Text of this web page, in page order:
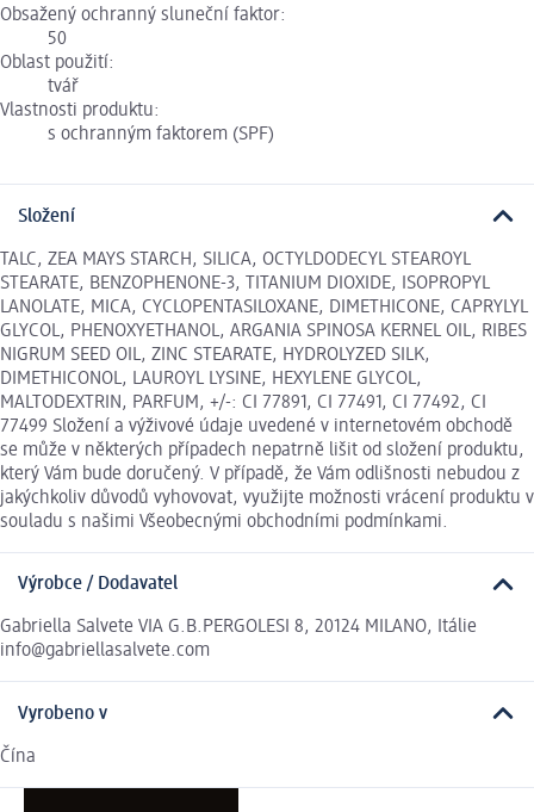
Obsažený ochranný sluneční faktor:
50
Oblast použití:
tvář
Vlastnosti produktu:
s ochranným faktorem (SPF)
Složení
TALC, ZEA MAYS STARCH, SILICA, OCTYLDODECYL STEAROYL
STEARATE, BENZOPHENONE-3, TITANIUM DIOXIDE, ISOPROPYL
LANOLATE, MICA, CYCLOPENTASILOXANE, DIMETHICONE, CAPRYLYL
GLYCOL, PHENOXYETHANOL, ARGANIA SPINOSA KERNEL OIL, RIBES
NIGRUM SEED OIL, ZINC STEARATE, HYDROLYZED SILK,
DIMETHICONOL, LAUROYL LYSINE, HEXYLENE GLYCOL,
MALTODEXTRIN, PARFUM, +/-: CI 77891, CI 77491, CI 77492, CI
77499 Složení a výživové údaje uvedené v internetovém obchodě
se může v některých případech nepatrně lišit od složení produktu,
který Vám bude doručený. V případě, že Vám odlišnosti nebudou z
jakýchkoliv důvodů vyhovovat, využijte možnosti vrácení produktu v
souladu s našimi Všeobecnými obchodními podmínkami.
Výrobce / Dodavatel
Gabriella Salvete VIA G.B.PERGOLESI 8, 20124 MILANO, Itálie
info@gabriellasalvete.com
Vyrobeno v
Čína